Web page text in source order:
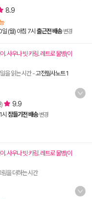
8.9
(월) 아침 7시 출근전 배송 변경
. 사우나 빗 키링. 레트로 물병(이
을 읽는 시간-고전필사노트 1
9.9
잠들기전 배송 변경
. 사우나 빗 키링. 레트로 물병(이
을 더하는 시간